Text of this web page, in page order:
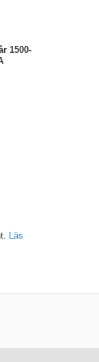
1500-
Läs